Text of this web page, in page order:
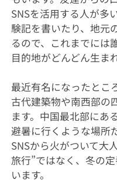
SNSを活用する人が多
験記を書いたり、地元
るので、これまでには
目的地がどんどん生ま
最近有名になったとこ
古代建築物や南西部の
ます。中国最北部にあ
避暑に行くような場所
SNSから火がついて大
旅行”ではなく、冬の
います。